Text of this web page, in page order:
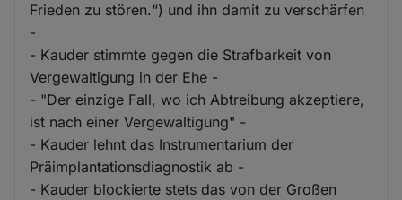
Frieden zu stören.“) und ihn damit zu verschärfen
-
- Kauder stimmte gegen die Strafbarkeit von
Vergewaltigung in der Ehe -
- "Der einzige Fall, wo ich Abtreibung akzeptiere,
ist nach einer Vergewaltigung" -
- Kauder lehnt das Instrumentarium der
Präimplantationsdiagnostik ab -
- Kauder blockierte stets das von der Großen